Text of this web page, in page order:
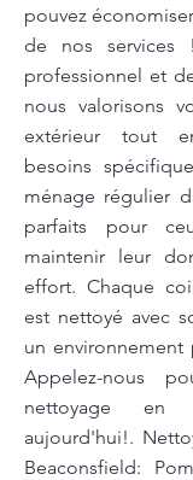
pouvez
de nos services
professionnel et
nous valorisons
extérieur tout
besoins
ménage régulier
parfaits pour
maintenir leur
effort. Chaque
est nettoyé avec
un
Appelez-nous
nettoyage en
aujourd'hui!.
Beaconsfield: